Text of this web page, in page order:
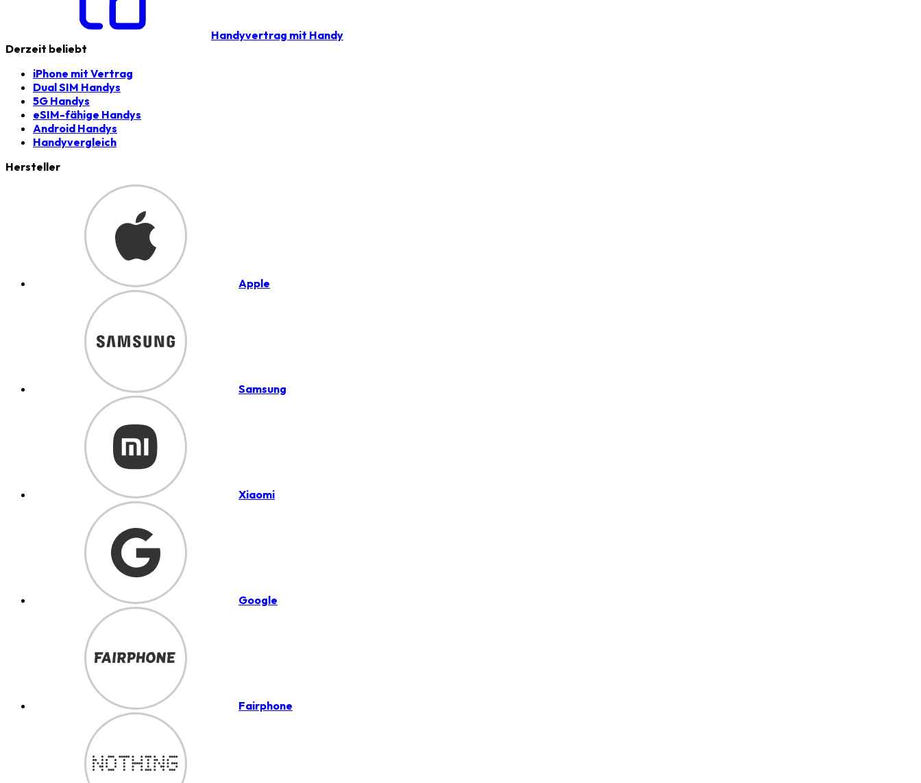
Handyvertrag mit Handy
Derzeit beliebt
iPhone mit Vertrag
Dual SIM Handys
5G Handys
eSIM-fähige Handys
Android Handys
Handyvergleich
Hersteller
Apple
Samsung
Xiaomi
Google
Fairphone